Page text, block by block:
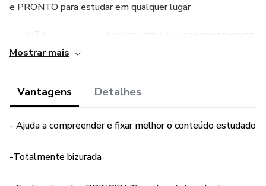
e PRONTO para estudar em qualquer lugar
somente lendo a letra da lei
e que vai direto ao ponto
- Esta Apostila pode te AJUDAR a compreender e fixar
bizurada, com explicações dos PRINCIPAIS pontos, feita
Mostrar mais
Vantagens Detalhes
- Ajuda a compreender e fixar melhor o conteúdo estudado
-Totalmente bizurada